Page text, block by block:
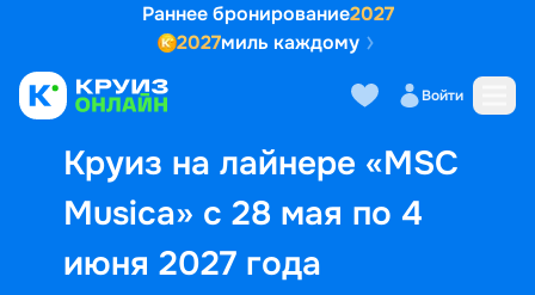
Раннее бронирование2027
2027миль каждому
Войти
Круиз на лайнере «MSC
Musica» с 28 мая по 4
июня 2027 года
Выбор кают Маршрут и